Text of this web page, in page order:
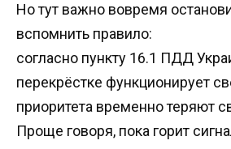
Но тут важно вовремя
вспомнить правило:
согласно пункту 16.1 ПДД
перекрёстке функционирует
приоритета временно теряют
Проще говоря, пока горит